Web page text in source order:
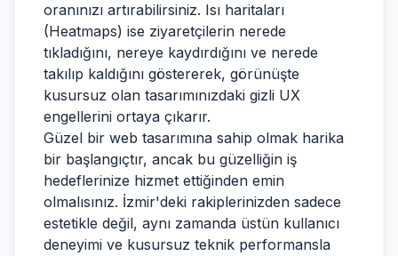
oranınızı artırabilirsiniz. Isı haritaları
(Heatmaps) ise ziyaretçilerin nerede
tıkladığını, nereye kaydırdığını ve nerede
takılıp kaldığını göstererek, görünüşte
kusursuz olan tasarımınızdaki gizli UX
engellerini ortaya çıkarır.
Güzel bir web tasarımına sahip olmak harika
bir başlangıçtır, ancak bu güzelliğin iş
hedeflerinize hizmet ettiğinden emin
olmalısınız. İzmir'deki rakiplerinizden sadece
estetikle değil, aynı zamanda üstün kullanıcı
deneyimi ve kusursuz teknik performansla